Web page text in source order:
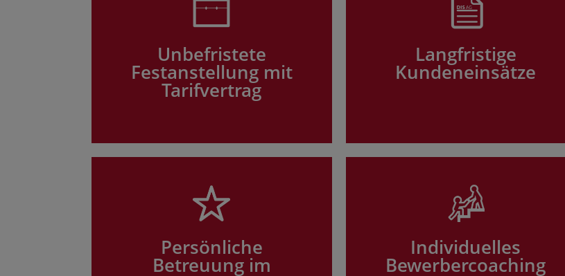
Unbefristete
Festanstellung mit
Tarifvertrag
Langfristige
Kundeneinsätze
Persönliche
Betreuung im
Individuelles
Bewerbercoaching